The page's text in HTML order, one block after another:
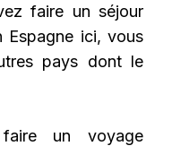
faire un séjour
Espagne ici, vous
pays dont le
un voyage